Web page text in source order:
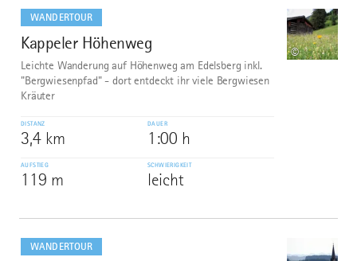
WANDERTOUR
7
Kappeler Höhenweg
©
Leichte Wanderung auf Höhenweg am Edelsberg inkl.
"Bergwiesenpfad" - dort entdeckt ihr viele Bergwiesen
Kräuter
DISTANZ
3,4 km
DAUER
1:00 h
AUFSTIEG
119 m
SCHWIERIGKEIT
leicht
dazu
WANDERTOUR
dazu